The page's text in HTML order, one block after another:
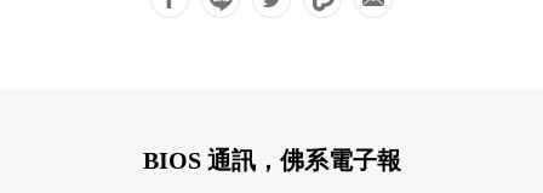
BIOS 通訊，佛系電子報